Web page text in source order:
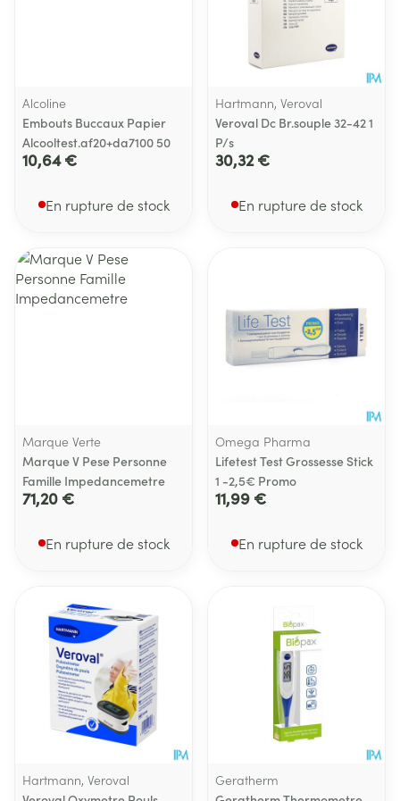
Alcoline
Embouts Buccaux Papier
Alcooltest.af20+da7100 50
10,64 €
En rupture de stock
Hartmann, Veroval
Veroval Dc Br.souple 32-42 1
P/s
30,32 €
En rupture de stock
Marque Verte
Marque V Pese Personne
Famille Impedancemetre
71,20 €
En rupture de stock
Omega Pharma
Lifetest Test Grossesse Stick
1 -2,5€ Promo
11,99 €
En rupture de stock
Hartmann, Veroval
Geratherm